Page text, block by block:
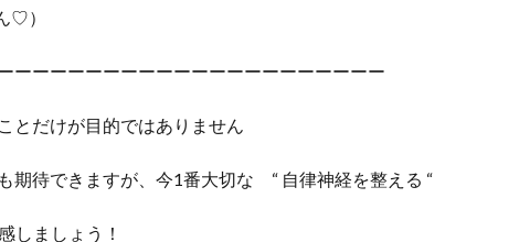
♡）
ーーーーーーーーーーーーーーーーーーーーー
とだけが目的ではありません
期待できますが、今1番大切な “ 自律神経を整える “
しましょう！